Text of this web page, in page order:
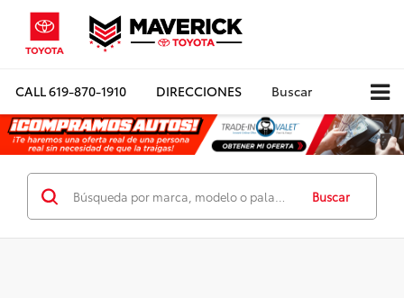
CALL619-870-1910 DIRECCIONES Buscar
Buscar